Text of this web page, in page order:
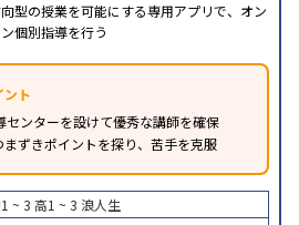
型の授業を可能にする専用アプリで、オン
個別指導を行う
ント
センターを設けて優秀な講師を確保
ずきポイントを探り、苦手を克服
~ 3 高1 ~ 3 浪人生